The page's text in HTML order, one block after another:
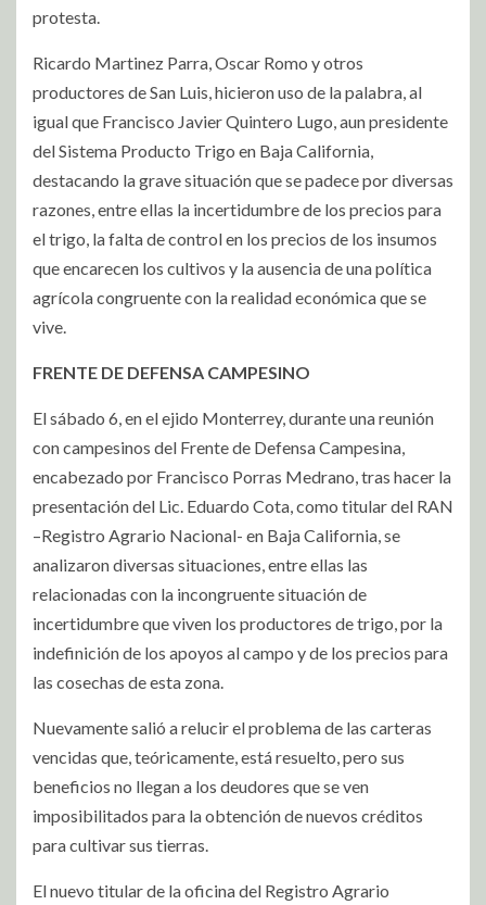
protesta.
Ricardo Martinez Parra, Oscar Romo y otros
productores de San Luis, hicieron uso de la palabra, al
igual que Francisco Javier Quintero Lugo, aun presidente
del Sistema Producto Trigo en Baja California,
destacando la grave situación que se padece por diversas
razones, entre ellas la incertidumbre de los precios para
el trigo, la falta de control en los precios de los insumos
que encarecen los cultivos y la ausencia de una política
agrícola congruente con la realidad económica que se
vive.
FRENTE DE DEFENSA CAMPESINO
El sábado 6, en el ejido Monterrey, durante una reunión
con campesinos del Frente de Defensa Campesina,
encabezado por Francisco Porras Medrano, tras hacer la
presentación del Lic. Eduardo Cota, como titular del RAN
–Registro Agrario Nacional- en Baja California, se
analizaron diversas situaciones, entre ellas las
relacionadas con la incongruente situación de
incertidumbre que viven los productores de trigo, por la
indefinición de los apoyos al campo y de los precios para
las cosechas de esta zona.
Nuevamente salió a relucir el problema de las carteras
vencidas que, teóricamente, está resuelto, pero sus
beneficios no llegan a los deudores que se ven
imposibilitados para la obtención de nuevos créditos
para cultivar sus tierras.
El nuevo titular de la oficina del Registro Agrario